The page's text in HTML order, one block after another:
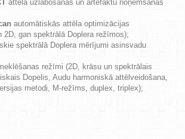
attēla uzlabošanas un artefaktu noņemšanas
automātiskās attēla optimizācijas
2D, gan spektrālā Doplera režīmos);
spektrālā Doplera mērījumi asinsvadu
režīmi (2D, krāsu un spektrālais
Dopelis, Audu harmoniskā attēlveidošana,
metodi, M-režīms, duplex, triplex);